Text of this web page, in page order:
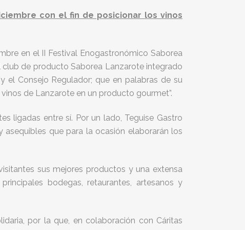
con el fin de posicionar los vinos
en el II Festival Enogastronómico Saborea
de producto Saborea Lanzarote integrado
el Consejo Regulador; que en palabras de su
de Lanzarote en un producto gourmet”.
ligadas entre sí. Por un lado, Teguise Gastro
que para la ocasión elaborarán los
sus mejores productos y una extensa
bodegas, retaurantes, artesanos y
por la que, en colaboración con Cáritas